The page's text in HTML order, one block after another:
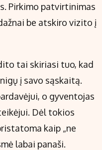
Pirkimo patvirtinimas
be atskiro vizito į
tai skiriasi tuo, kad
į savo sąskaitą.
o gyventojas
Dėl tokios
kaip „ne
labai panaši.